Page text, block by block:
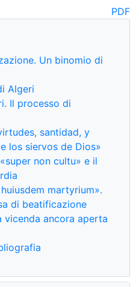
PDF
Un binomio di
Algeri
Il processo di
santidad, y
los siervos de Dios»
non cultu» e il
martyrium».
di beatificazione
vicenda ancora aperta